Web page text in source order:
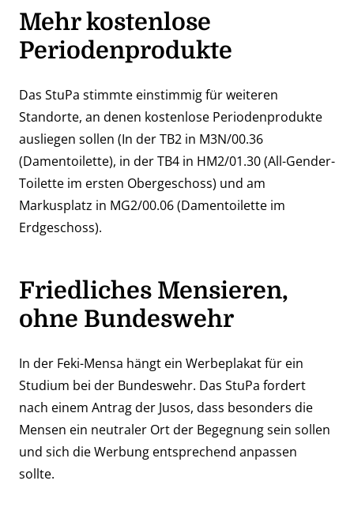
Mehr kostenlose
Periodenprodukte
Das StuPa stimmte einstimmig für weiteren
Standorte, an denen kostenlose Periodenprodukte
ausliegen sollen (In der TB2 in M3N/00.36
(Damentoilette), in der TB4 in HM2/01.30 (All-Gender-
Toilette im ersten Obergeschoss) und am
Markusplatz in MG2/00.06 (Damentoilette im
Erdgeschoss).
Friedliches Mensieren,
ohne Bundeswehr
In der Feki-Mensa hängt ein Werbeplakat für ein
Studium bei der Bundeswehr. Das StuPa fordert
nach einem Antrag der Jusos, dass besonders die
Mensen ein neutraler Ort der Begegnung sein sollen
und sich die Werbung entsprechend anpassen
sollte.